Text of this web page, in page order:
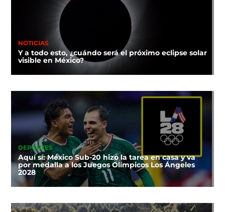
NOTICIAS
Y a todo esto, ¿cuándo será el próximo eclipse solar
visible en México?
DEPORTES
Aquí sí: México Sub-20 hizo la tarea en casa y va
por medalla a los Juegos Olímpicos Los Ángeles
2028